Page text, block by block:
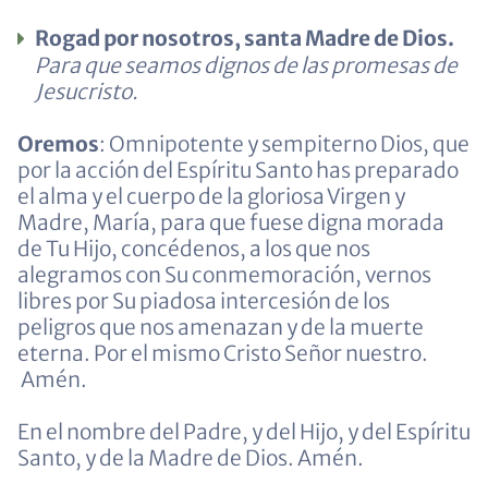
Rogad por nosotros, santa Madre de Dios.
Para que seamos dignos de las promesas de
Jesucristo.
Oremos: Omnipotente y sempiterno Dios, que
por la acción del Espíritu Santo has preparado
el alma y el cuerpo de la gloriosa Virgen y
Madre, María, para que fuese digna morada
de Tu Hijo, concédenos, a los que nos
alegramos con Su conmemoración, vernos
libres por Su piadosa intercesión de los
peligros que nos amenazan y de la muerte
eterna. Por el mismo Cristo Señor nuestro.
Amén.
En el nombre del Padre, y del Hijo, y del Espíritu
Santo, y de la Madre de Dios. Amén.